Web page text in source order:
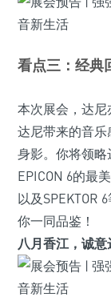
看点三： 经典
本次展会，达
达尼带来的音乐
身影。你将领
EPICON 6的最
以及SPEKTOR
你一同品鉴！
八月香江，诚意